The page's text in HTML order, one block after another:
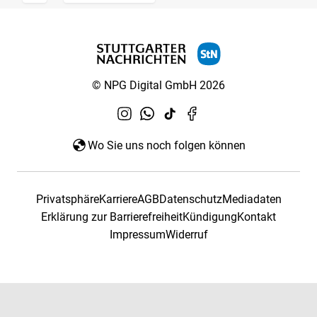
© NPG Digital GmbH 2026
Wo Sie uns noch folgen können
PrivatsphäreKarriereAGBDatenschutzMediadaten
Erklärung zur BarrierefreiheitKündigungKontakt
ImpressumWiderruf